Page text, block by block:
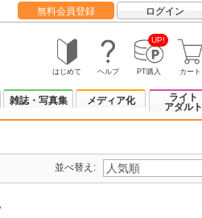
無料会員登録 ログイン
はじめて ヘルプ
UP!
PT購入 カート
雑誌・写真集 メディア化
ライト
アダルト
並べ替え: